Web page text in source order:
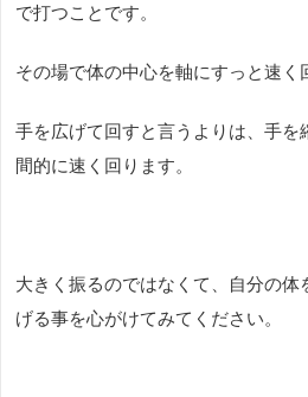
で打つことです。
その場で体の中心を軸にすっと速く
手を広げて回すと言うよりは、手を
間的に速く回ります。
大きく振るのではなくて、自分の体
げる事を心がけてみてください。